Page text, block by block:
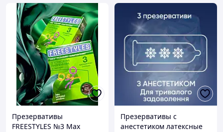
Презервативы
FREESTYLES №3 Max
Презервативы с
анестетиком латексные